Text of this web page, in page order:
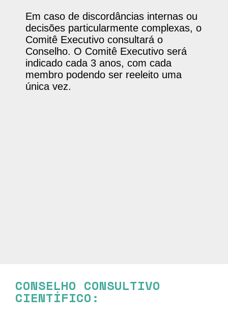
Em caso de discordâncias internas ou
decisões particularmente complexas, o
Comitê Executivo consultará o
Conselho. O Comitê Executivo será
indicado cada 3 anos, com cada
membro podendo ser reeleito uma
única vez.
CONSELHO CONSULTIVO
CIENTÍFICO:​